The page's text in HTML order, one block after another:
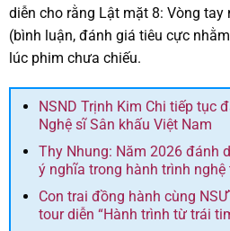
diễn cho rằng Lật mặt 8: Vòng
(bình luận, đánh giá tiêu cực
lúc phim chưa chiếu.
NSND Trịnh Kim Chi tiếp tục
Nghệ sĩ Sân khấu Việt Nam
Thy Nhung: Năm 2026 đánh
ý nghĩa trong hành trình nghệ
Con trai đồng hành cùng
tour diễn “Hành trình từ trái